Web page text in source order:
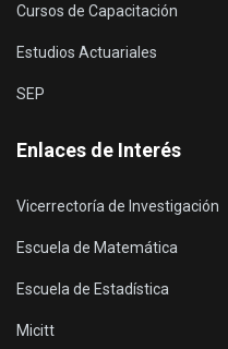
Cursos de Capacitación
Estudios Actuariales
SEP
Enlaces de Interés
Vicerrectoría de Investigación
Escuela de Matemática
Escuela de Estadística
Micitt